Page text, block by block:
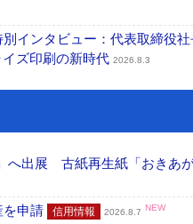
インタビュー：代表取締役
ズ印刷の新時代 2026.8.3
出展 古紙再生紙「おきあ
申請 信用情報 2026.8.7 NEW